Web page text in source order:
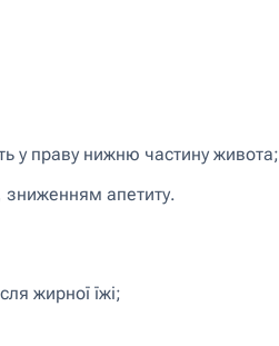
у праву нижню частину живота;
апетиту.
жирної їжі;